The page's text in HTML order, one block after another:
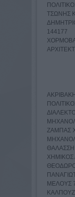
ΤΣΩΝΗΣ
144177
ΖΑΜΠΑΣ
ΘΑΛΑΣΣΗ
ΧΗΜΙΚΟΣ
ΜΕΛΟΥΣ